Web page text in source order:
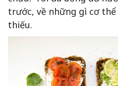
trước, về những gì cơ
thiếu.